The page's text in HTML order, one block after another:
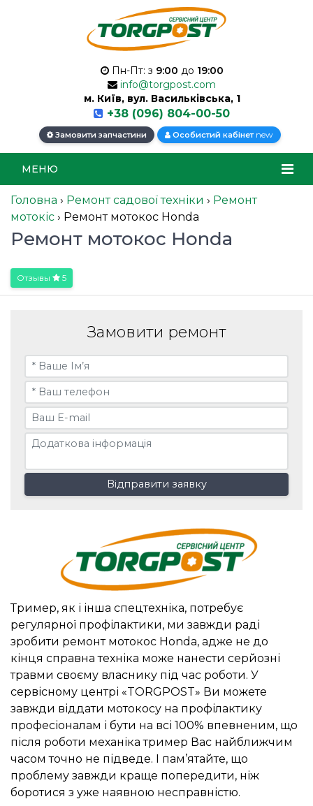
Пн-Пт: з 9:00 до 19:00
info@torgpost.com
м. Київ, вул. Васильківська, 1
+38 (096) 804-00-50
Замовити запчастини Особистий кабінет new
МЕНЮ
Головна › Ремонт садової техніки › Ремонт
мотокіс › Ремонт мотокос Honda
Ремонт мотокос Honda
Отзывы 5
Тример, як і інша спецтехніка, потребує
регулярної профілактики, ми завжди раді
зробити ремонт мотокос Honda, адже не до
кінця справна техніка може нанести серйозні
травми своєму власнику під час роботи. У
сервісному центрі «TORGPOST» Ви можете
завжди віддати мотокосу на профілактику
професіоналам і бути на всі 100% впевненим, що
після роботи механіка тример Вас найближчим
часом точно не підведе. І пам’ятайте, що
проблему завжди краще попередити, ніж
боротися з уже наявною несправністю.
Замовити ремонт
Відправити заявку